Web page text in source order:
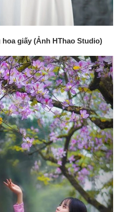
giấy (Ảnh HThao Studio)